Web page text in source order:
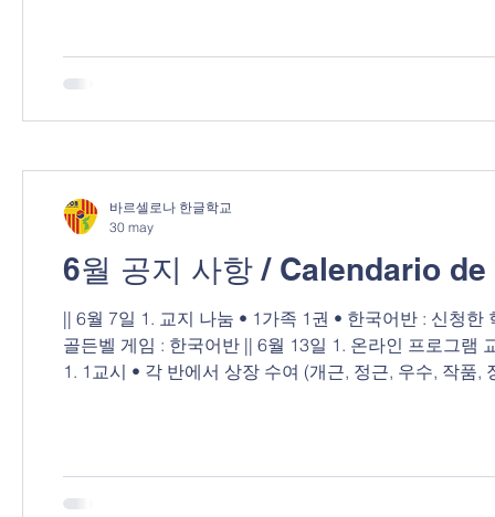
6월 공지 사항 / Calendario
|| 6월 7일 1. 교지 나눔 • 1가족 1권 • 한국어반 : 신청한 학생 • 6월 7일에 받지 못한 학생들은 6월 13일 행정교사에게 신청 2.
골든벨 게임 : 한국어반 || 6월 13일 1. 온라인 프로그램 교환 학생 모임(1교시 후) 2. 3학기 시험 3. 역사 수업(6.25) || 6월 20일
1. 1교시 • 각 반에서 상장 수여 (개근, 정근, 우수, 작품, 장학생) • 수료증, 학습 평가서는 메일로 전송 2. 졸업식 및 종업식 체
바르셀로나 한글학교
30 may